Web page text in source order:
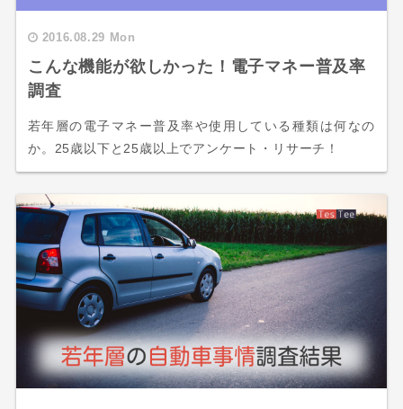
2016.08.29 Mon
こんな機能が欲しかった！電子マネー普及率
調査
若年層の電子マネー普及率や使用している種類は何なの
か。25歳以下と25歳以上でアンケート・リサーチ！